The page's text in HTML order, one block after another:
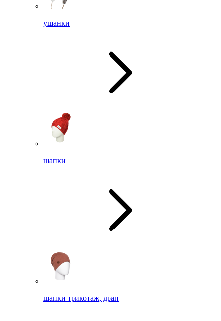
ушанки
шапки
шапки трикотаж, драп